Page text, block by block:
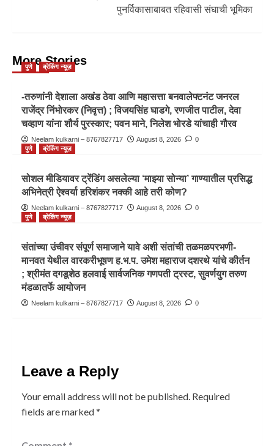
पुनर्विकासाबाबत रहिवासी संघाची भूमिका
More Stories
पुणे ब्रेकिंग न्यूज़
-तरुणांनी देशाला अखंड ठेवा आणि महासत्ता बनवालेफ्टनंट जनरल
राजेंद्र निंभोरकर (निवृत्त) ; विजयसिंह घाडगे, रणजीत पाटील, देवा
चव्हाण यांना शौर्य पुरस्कार; पवन माने, निलेश भोरडे यांचाही गौरव
Neelam kulkarni – 8767827717 August 8, 2026
0
पुणे
ब्रेकिंग न्यूज़
सोशल मीडियावर ट्रेंडिंग असलेल्या ‘माझ्या सोन्या’ गाण्यातील प्रसिद्ध
अभिनेत्री ऐश्वर्या हरिशंकर नक्की आहे तरी कोण?
Neelam kulkarni – 8767827717 August 8, 2026
0
पुणे
ब्रेकिंग न्यूज़
संतांच्या उंचीवर संपूर्ण समाजाने यावे अशी संतांची तळमळपरभणी-
मानवत येथील वारकरीभूषण ह.भ.प. उमेश महाराज दशरथे यांचे कीर्तन
; श्रीमंत दगडूशेठ हलवाई सार्वजनिक गणपती ट्रस्ट, सुवर्णयुग तरुण
मंडळातर्फे आयोजन
Neelam kulkarni – 8767827717 August 8, 2026 0
Leave a Reply
Your email address will not be published. Required
fields are marked*